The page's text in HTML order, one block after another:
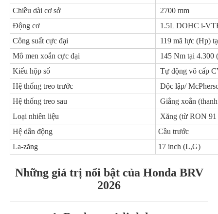
Chiều dài cơ sở
2700 mm
Động cơ
1.5L DOHC i-
Công suất cực đại
119 mã lực (Hp)
Mô men xoắn cực đại
145 Nm tại 4.300
Kiểu hộp số
Tự động vô cấp
Hệ thống treo trước
Độc lập/
Hệ thống treo sau
Giằng xoắn
Loại nhiên liệu
Xăng (từ RON 91
Hệ dẫn động
Cầu trước
La-zăng
17 inch (L,G)
Những giá trị nổi bật của Honda BRV
2026